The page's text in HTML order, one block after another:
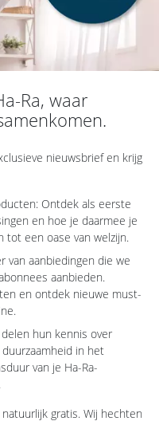
Ra, waar
nieuwsbrief en krijg
Ontdek als eerste
en hoe je daarmee je
een oase van welzijn.
van aanbiedingen die we
aanbieden.
en ontdek nieuwe must-
hun kennis over
in het
van je Ha-Ra-
gratis. Wij hechten